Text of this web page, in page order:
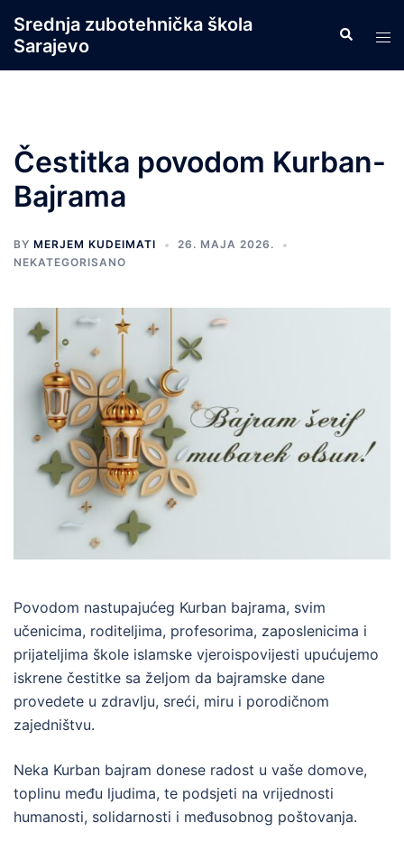
content
Srednja zubotehnička škola
Sarajevo
Search
Čestitka povodom Kurban-
Bajrama
BY MERJEM KUDEIMATI
26. MAJA 2026.
NEKATEGORISANO
Povodom nastupajućeg Kurban bajrama, svim
učenicima, roditeljima, profesorima, zaposlenicima i
prijateljima škole islamske vjeroispovijesti upućujemo
iskrene čestitke sa željom da bajramske dane
provedete u zdravlju, sreći, miru i porodičnom
zajedništvu.
Neka Kurban bajram donese radost u vaše domove,
toplinu među ljudima, te podsjeti na vrijednosti
humanosti, solidarnosti i međusobnog poštovanja.